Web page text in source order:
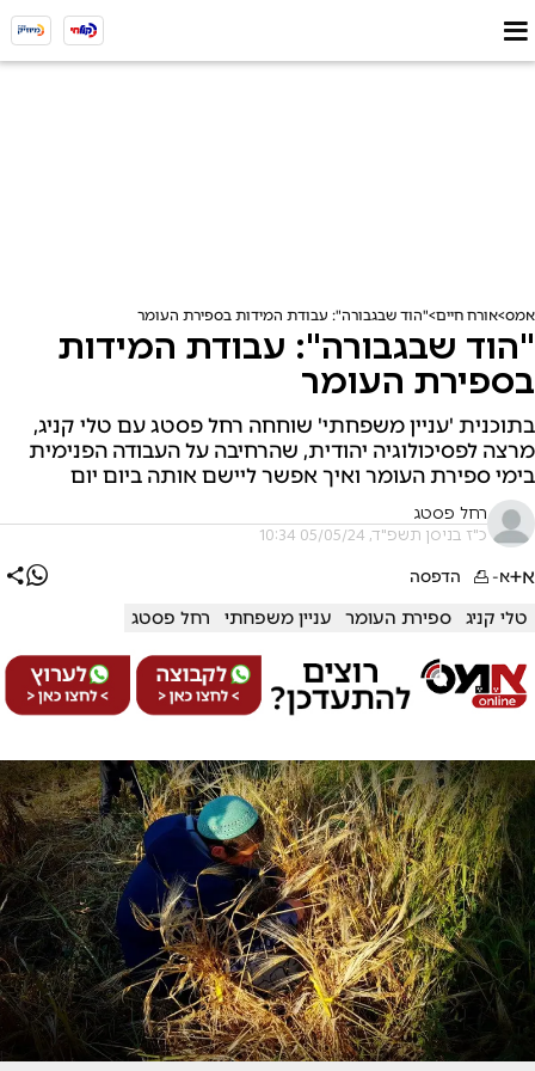
אמס אורח חיים "הוד שבגבורה": עבודת המידות בספירת העומר
"הוד שבגבורה": עבודת המידות
בספירת העומר
בתוכנית 'עניין משפחתי' שוחחה רחל פסטג עם טלי קניג,
מרצה לפסיכולוגיה יהודית, שהרחיבה על העבודה הפנימית
בימי ספירת העומר ואיך אפשר ליישם אותה ביום יום
רחל פסטג
כ"ז בניסן תשפ"ד, 05/05/24 10:34
א+א- הדפסה
טלי קניג ספירת העומר עניין משפחתי רחל פסטג